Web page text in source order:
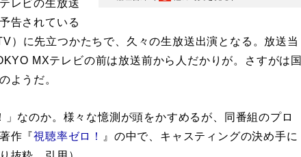
レビの生放送
告されている
）に先立つかたちで、久々の生放送出演となる。放送当
MXテレビの前は放送前から人だかりが。さすがは国
ようだ。
なのか。様々な憶測が頭をかすめるが、同番組のプロ
作『視聴率ゼロ！ 』の中で、キャスティングの決め手に